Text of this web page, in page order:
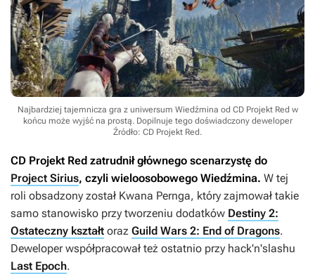
Najbardziej tajemnicza gra z uniwersum Wiedźmina od CD Projekt Red w
końcu może wyjść na prostą. Dopilnuje tego doświadczony deweloper
Źródło: CD Projekt Red .
CD Projekt Red zatrudnił głównego scenarzystę do
Project Sirius, czyli wieloosobowego Wiedźmina. W tej
roli obsadzony został Kwana Pernga, który zajmował takie
samo stanowisko przy tworzeniu dodatków Destiny 2:
Ostateczny kształt oraz Guild Wars 2: End of Dragons.
Deweloper współpracował też ostatnio przy hack'n'slashu
Last Epoch.